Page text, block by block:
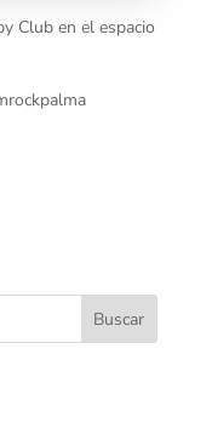
Club en el espacio